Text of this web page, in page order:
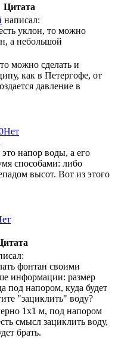
Цитата
написал:
уклон, то можно
а небольшой
можно сделать и
как в Петергофе, от
давление в
Нет
напор воды, а его
способами: либо
высот. Вот из этого
фонтан своими
информации: размер
под напором, куда будет
"зациклить" воду?
1х1 м, под напором
смысл зациклить воду,
брать.